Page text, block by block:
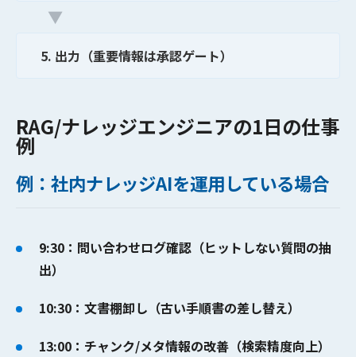
▼
5. 出力（重要情報は承認ゲート）
RAG/ナレッジエンジニアの1日の仕事
例
例：社内ナレッジAIを運用している場合
9:30：問い合わせログ確認（ヒットしない質問の抽
出）
10:30：文書棚卸し（古い手順書の差し替え）
13:00：チャンク/メタ情報の改善（検索精度向上）